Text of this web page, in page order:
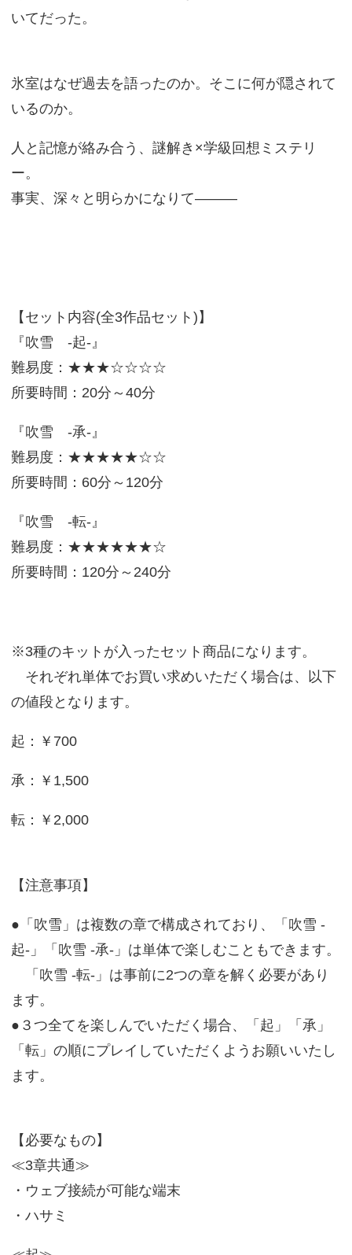
いてだった。
氷室はなぜ過去を語ったのか。そこに何が隠されて
いるのか。
人と記憶が絡み合う、謎解き×学級回想ミステリ
ー。
事実、深々と明らかになりて―――
【セット内容(全3作品セット)】
『吹雪 -起-』
難易度：★★★☆☆☆☆
所要時間：20分～40分
『吹雪 -承-』
難易度：★★★★★☆☆
所要時間：60分～120分
『吹雪 -転-』
難易度：★★★★★★☆
所要時間：120分～240分
※3種のキットが入ったセット商品になります。
それぞれ単体でお買い求めいただく場合は、以下
の値段となります。
起：￥700
承：￥1,500
転：￥2,000
【注意事項】
●「吹雪」は複数の章で構成されており、「吹雪 -
起-」「吹雪 -承-」は単体で楽しむこともできます。
「吹雪 -転-」は事前に2つの章を解く必要があり
ます。
●３つ全てを楽しんでいただく場合、「起」「承」
「転」の順にプレイしていただくようお願いいたし
ます。
【必要なもの】
≪3章共通≫
・ウェブ接続が可能な端末
・ハサミ